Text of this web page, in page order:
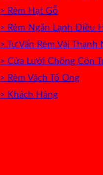
> Rèm Hạt Gỗ
> Rèm Ngăn Lạnh Điều
> Tư Vấn Rèm Vải Thanh
> Cửa Lưới Chống Côn
> Rèm Vách Tổ Ong
> Khách Hàng